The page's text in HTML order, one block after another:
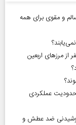
صبحانه سریع، سالم و مقوی برای همه
میلیون نفر با محدودیت عملکردی
نوشیدنی ضد عطش و